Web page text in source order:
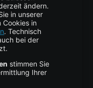
wofür er nie
den…